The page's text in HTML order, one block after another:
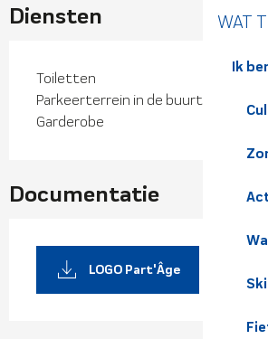
WAT
Ik
Ski
Diensten
Toiletten
Parkeerterrein in de buurt
Garderobe
Documentatie
LOGO Part'Âge